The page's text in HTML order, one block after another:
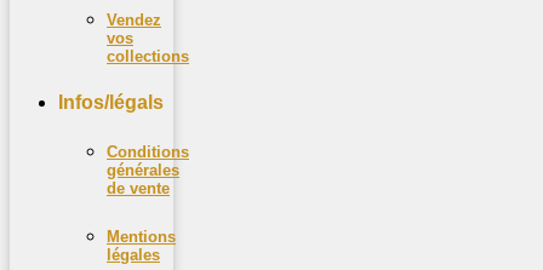
Vendez
vos
collections
Infos/légals
Conditions
générales
de vente
Mentions
légales